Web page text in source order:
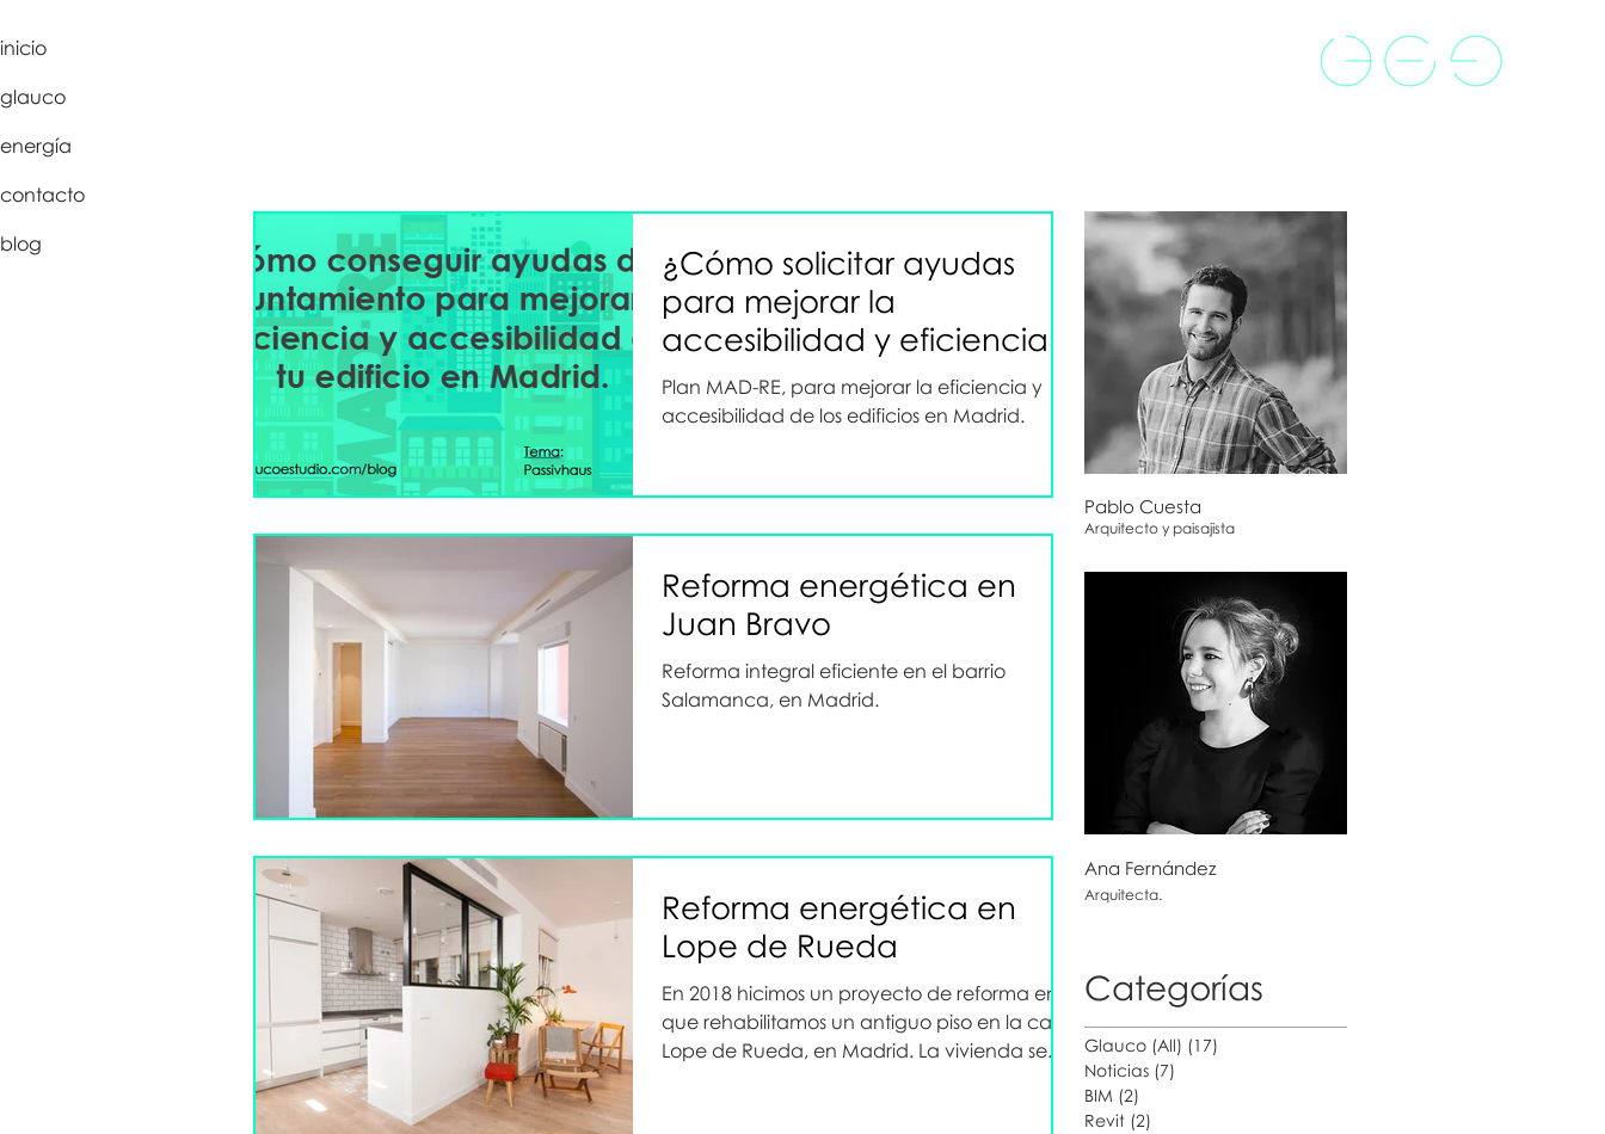
inicio
glauco
energía
contacto
blog
¿Cómo solicitar ayudas
para mejorar la
accesibilidad y eficiencia
de tu edificio en Madrid?
Plan MAD-RE, para mejorar la eficiencia y
accesibilidad de los edificios en Madrid.
Reforma energética en
Juan Bravo
Reforma integral eficiente en el barrio
Salamanca, en Madrid.
Reforma energética en
Lope de Rueda
En 2018 hicimos un proyecto de reforma en la
que rehabilitamos un antiguo piso en la calle
Lope de Rueda, en Madrid. La vivienda se...
Pablo Cuesta
Arquitecto y paisajista
Ana Fernández
Arquitecta.
Categorías
Glauco (All) (17)
Noticias (7)
BIM (2)
Revit (2)